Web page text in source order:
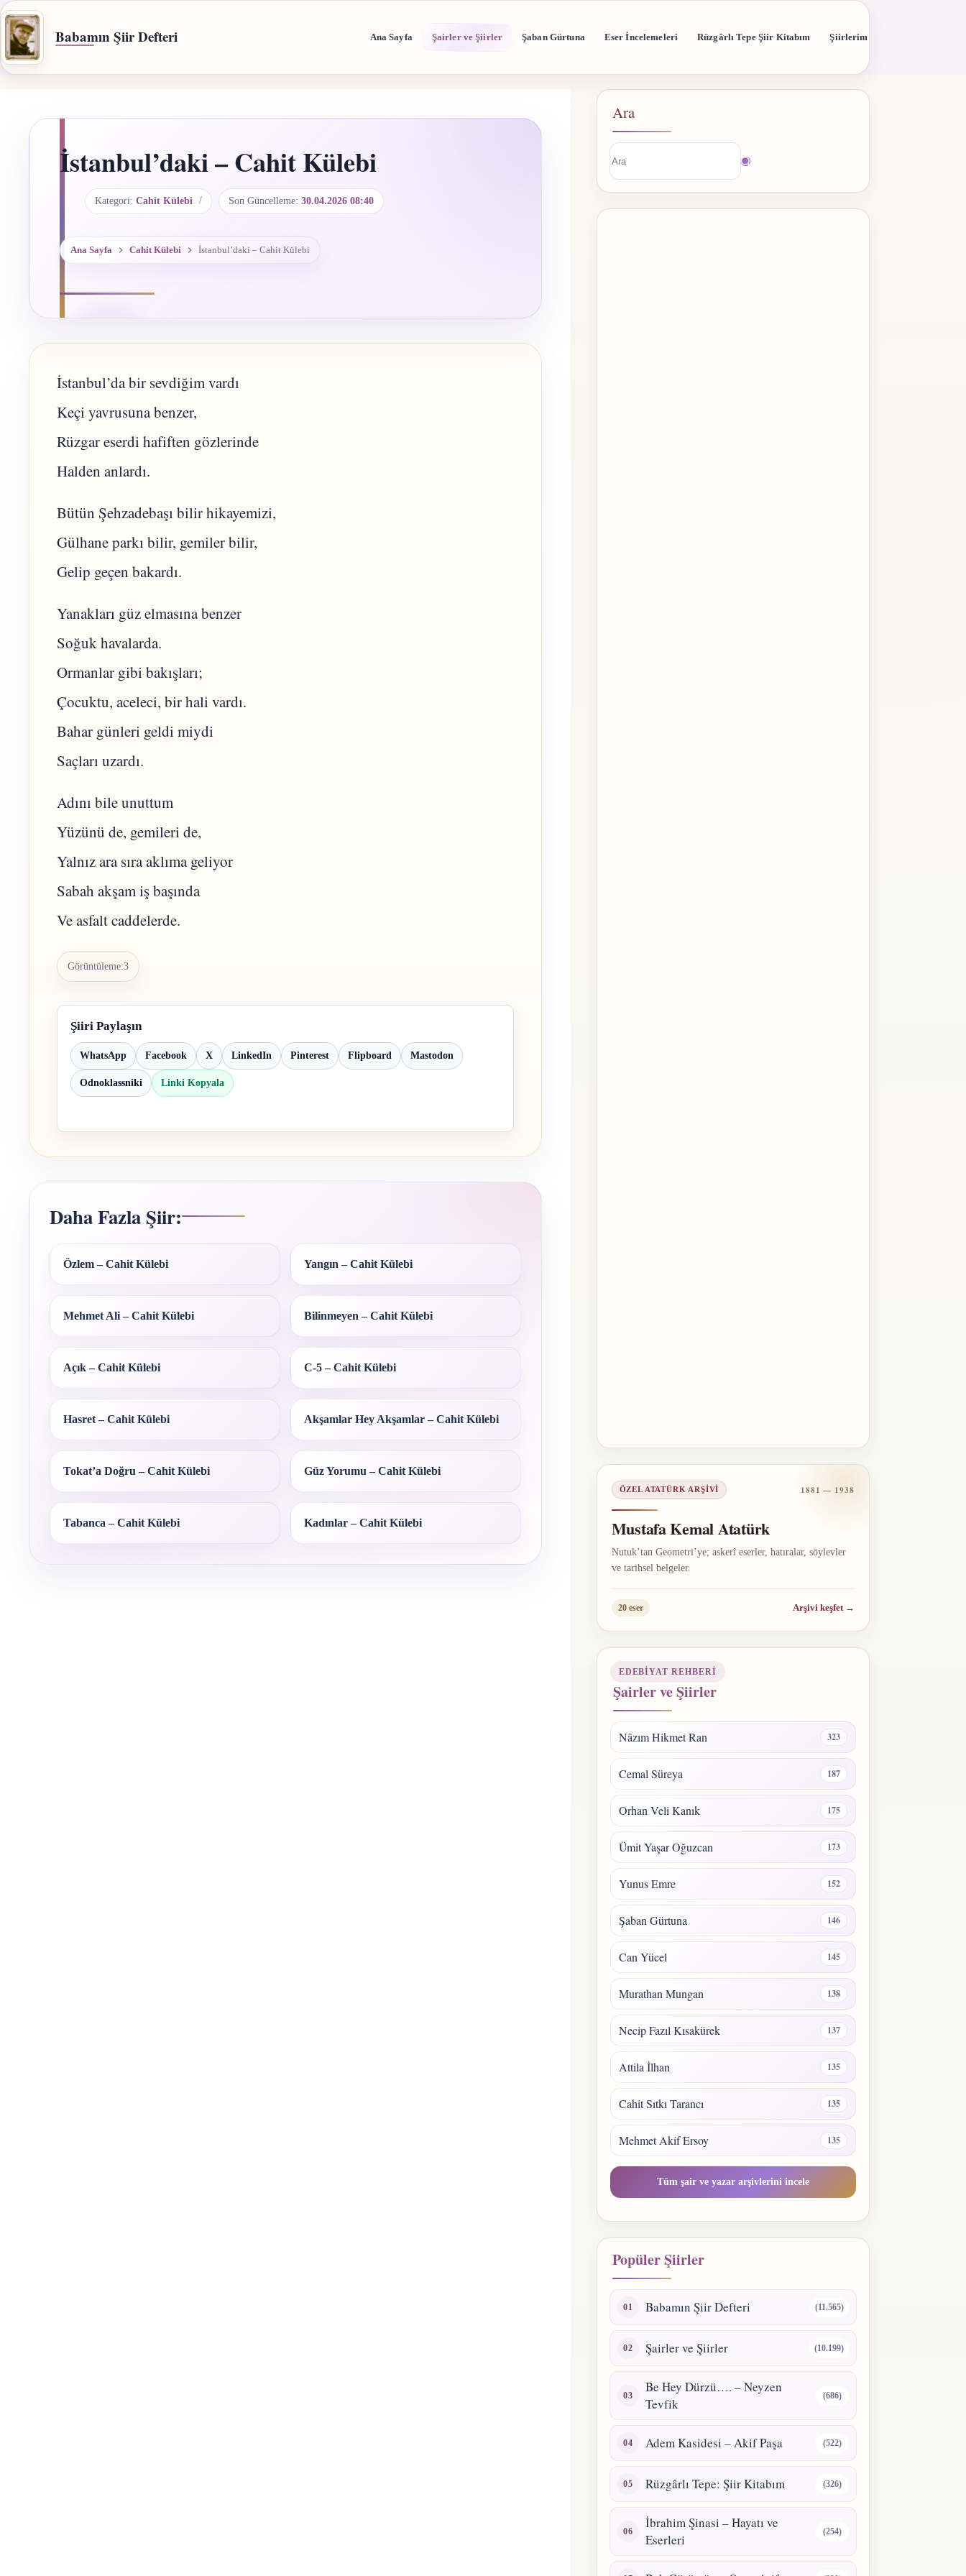
İçeriğe
geç
Babamın Şiir Defteri Ana Sayfa Şairler ve Şiirler Şaban Gürtuna Eser İncelemeleri Rüzgârlı Tepe Şiir Kitabım Şiirlerim
İstanbul’daki – Cahit Külebi
Kategori: Cahit Külebi Son Güncelleme: 30.04.2026 08:40
Ana Sayfa Cahit Külebi İstanbul’daki – Cahit Külebi
İstanbul’da bir sevdiğim vardı
Keçi yavrusuna benzer,
Rüzgar eserdi hafiften gözlerinde
Halden anlardı.
Bütün Şehzadebaşı bilir hikayemizi,
Gülhane parkı bilir, gemiler bilir,
Gelip geçen bakardı.
Yanakları güz elmasına benzer
Soğuk havalarda.
Ormanlar gibi bakışları;
Çocuktu, aceleci, bir hali vardı.
Bahar günleri geldi miydi
Saçları uzardı.
Adını bile unuttum
Yüzünü de, gemileri de,
Yalnız ara sıra aklıma geliyor
Sabah akşam iş başında
Ve asfalt caddelerde.
Görüntüleme:3
Şiiri Paylaşın
WhatsApp Facebook X LinkedIn Pinterest Flipboard Mastodon
Odnoklassniki Linki Kopyala
Daha Fazla Şiir:
Özlem – Cahit Külebi Yangın – Cahit Külebi
Mehmet Ali – Cahit Külebi Bilinmeyen – Cahit Külebi
Açık – Cahit Külebi C-5 – Cahit Külebi
Hasret – Cahit Külebi Akşamlar Hey Akşamlar – Cahit Külebi
Tokat’a Doğru – Cahit Külebi Güz Yorumu – Cahit Külebi
Tabanca – Cahit Külebi Kadınlar – Cahit Külebi
Ara
ÖZEL ATATÜRK ARŞIVI 1881 — 1938
Mustafa Kemal Atatürk
Nutuk’tan Geometri’ye; askerî eserler, hatıralar, söylevler
ve tarihsel belgeler.
20 eser Arşivi keşfet →
EDEBIYAT REHBERI
Şairler ve Şiirler
Nâzım Hikmet Ran 323
Cemal Süreya 187
Orhan Veli Kanık 175
Ümit Yaşar Oğuzcan 173
Yunus Emre 152
Şaban Gürtuna 146
Can Yücel 145
Murathan Mungan 138
Necip Fazıl Kısakürek 137
Attila İlhan 135
Cahit Sıtkı Tarancı 135
Mehmet Akif Ersoy 135
Tüm şair ve yazar arşivlerini incele
Popüler Şiirler
Babamın Şiir Defteri (11.565)
Şairler ve Şiirler (10.199)
Be Hey Dürzü…. – Neyzen
Tevfik
(686)
Adem Kasidesi – Akif Paşa (522)
Rüzgârlı Tepe: Şiir Kitabım (326)
İbrahim Şinasi – Hayatı ve
Eserleri
(254)